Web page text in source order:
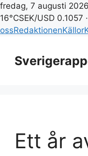
fredag, 7 augusti 2026
16°CSEK/USD 0.1057
ossRedaktionenKällor
innehåll
Ett år